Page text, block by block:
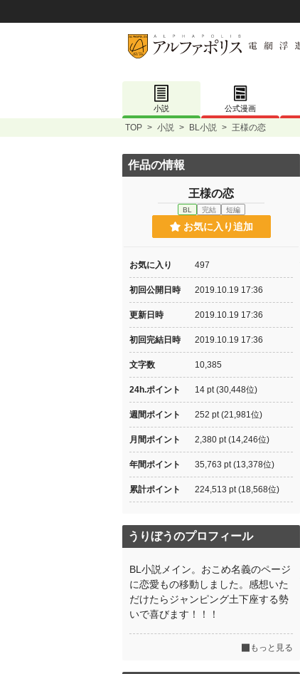
小説 公式漫画
TOP > 小説 > BL小説 > 王様の恋
作品の情報
王様の恋
BL 完結 短編
お気に入り追加
お気に入り 497
初回公開日時 2019.10.19 17:36
更新日時 2019.10.19 17:36
初回完結日時 2019.10.19 17:36
文字数 10,385
24h.ポイント 14 pt (30,448位)
週間ポイント 252 pt (21,981位)
月間ポイント 2,380 pt (14,246位)
年間ポイント 35,763 pt (13,378位)
累計ポイント 224,513 pt (18,568位)
うりぼうのプロフィール
BL小説メイン。おこめ名義のページ
に恋愛もの移動しました。感想いた
だけたらジャンピング土下座する勢
いで喜びます！！！
もっと見る